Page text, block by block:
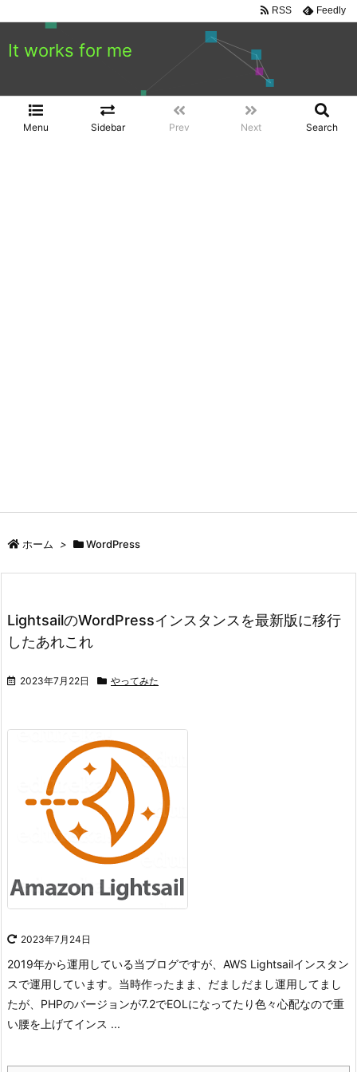
It works for me
Menu Sidebar Prev Next Search
RSS Feedly
ホーム > WordPress
LightsailのWordPressインスタンスを最新版に移行
したあれこれ
2023年7月22日 やってみた
2023年7月24日
2019年から運用している当ブログですが、AWS Lightsailインスタン
スで運用しています。 当時作ったまま、だましだまし運用してまし
たが、PHPのバージョンが7.2でEOLになってたり色々心配なので重
い腰を上げてインス ...